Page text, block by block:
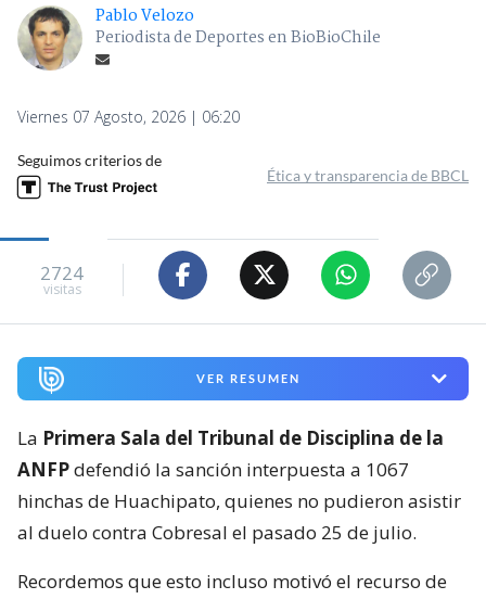
Pablo Velozo
Periodista de Deportes en BioBioChile
Viernes 07 Agosto, 2026 | 06:20
Seguimos criterios de
Ética y transparencia de BBCL
2724
visitas
VER RESUMEN
La Primera Sala del Tribunal de Disciplina de la
ANFPdefendió la sanción interpuesta a 1067
hinchas de Huachipato, quienes no pudieron asistir
al duelo contra Cobresal el pasado 25 de julio.
Recordemos que esto incluso motivó el recurso de